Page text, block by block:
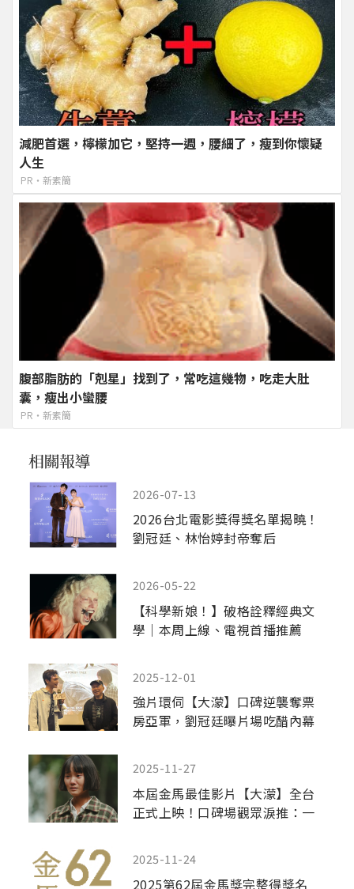
減肥首選，檸檬加它，堅持一週，腰細了，瘦到你懷疑
人生
PR・新素簡
腹部脂肪的「剋星」找到了，常吃這幾物，吃走大肚
囊，瘦出小蠻腰
PR・新素簡
2026-07-13
2026台北電影獎得獎名單揭曉！
劉冠廷、林怡婷封帝奪后
2026-05-22
【科學新娘！】破格詮釋經典文
學｜本周上線、電視首播推薦
2025-12-01
強片環伺【大濛】口碑逆襲奪票
房亞軍，劉冠廷曝片場吃醋內幕
2025-11-27
本屆金馬最佳影片【大濛】全台
正式上映！口碑場觀眾淚推：一
2025-11-24
2025第62屆金馬獎完整得獎名